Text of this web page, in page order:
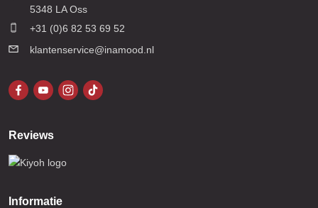
5348 LA Oss
+31 (0)6 82 53 69 52
klantenservice@inamood.nl
Reviews
Informatie